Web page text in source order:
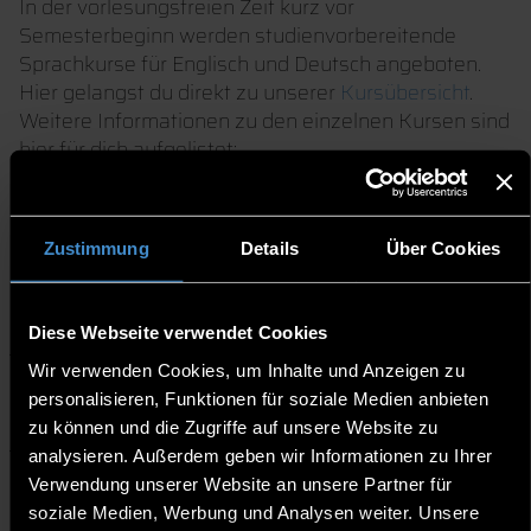
Zustimmung Details Über Cookies
Diese Webseite verwendet Cookies
Wir verwenden Cookies, um Inhalte und Anzeigen zu
personalisieren, Funktionen für soziale Medien anbieten
zu können und die Zugriffe auf unsere Website zu
analysieren. Außerdem geben wir Informationen zu Ihrer
Verwendung unserer Website an unsere Partner für
soziale Medien, Werbung und Analysen weiter. Unsere
In der vorlesungsfreien Zeit kurz vor
Semesterbeginn werden studienvorbereitende
Sprachkurse für Englisch und Deutsch angeboten.
Hier gelangst du direkt zu unserer Kursübersicht.
Weitere Informationen zu den einzelnen Kursen sind
hier für dich aufgelistet:
English Refresher
Deutsch Anfängerkurs
Let's get started - Deutsch
Vorbereitungskurs